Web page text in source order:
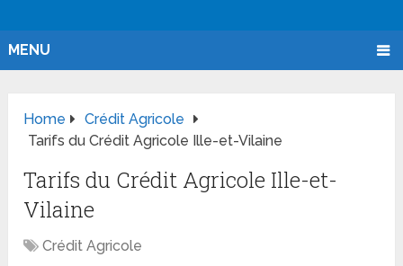
MENU
Home
Crédit Agricole
Tarifs du Crédit Agricole Ille-et-Vilaine
Tarifs du Crédit Agricole Ille-et-
Vilaine
Crédit Agricole